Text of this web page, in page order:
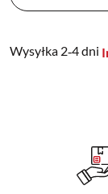
Wysyłka 2‑4 dni